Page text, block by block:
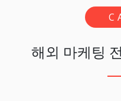
해외 마케팅